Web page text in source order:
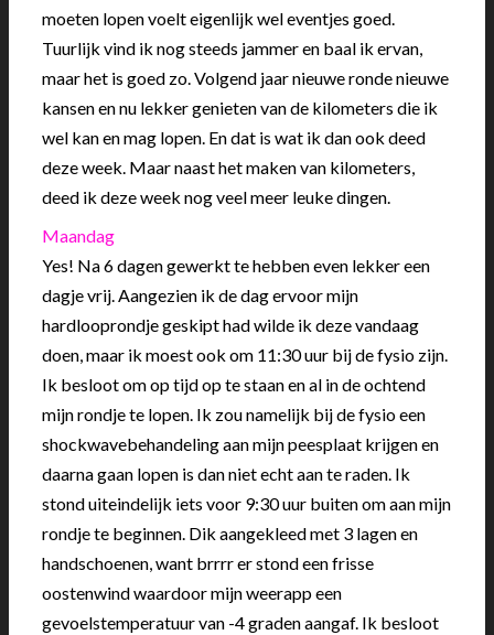
moeten lopen voelt eigenlijk wel eventjes goed.
Tuurlijk vind ik nog steeds jammer en baal ik ervan,
maar het is goed zo. Volgend jaar nieuwe ronde nieuwe
kansen en nu lekker genieten van de kilometers die ik
wel kan en mag lopen. En dat is wat ik dan ook deed
deze week. Maar naast het maken van kilometers,
deed ik deze week nog veel meer leuke dingen.
Maandag
Yes! Na 6 dagen gewerkt te hebben even lekker een
dagje vrij. Aangezien ik de dag ervoor mijn
hardlooprondje geskipt had wilde ik deze vandaag
doen, maar ik moest ook om 11:30 uur bij de fysio zijn.
Ik besloot om op tijd op te staan en al in de ochtend
mijn rondje te lopen. Ik zou namelijk bij de fysio een
shockwavebehandeling aan mijn peesplaat krijgen en
daarna gaan lopen is dan niet echt aan te raden. Ik
stond uiteindelijk iets voor 9:30 uur buiten om aan mijn
rondje te beginnen. Dik aangekleed met 3 lagen en
handschoenen, want brrrr er stond een frisse
oostenwind waardoor mijn weerapp een
gevoelstemperatuur van -4 graden aangaf. Ik besloot